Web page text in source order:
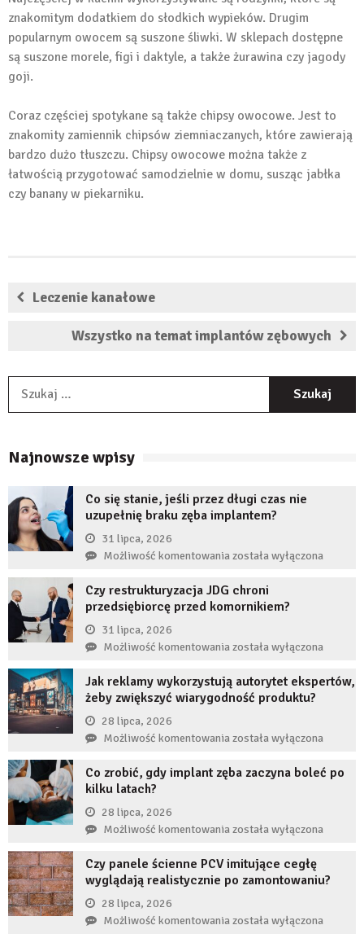
znakomitym dodatkiem do słodkich wypieków. Drugim
popularnym owocem są suszone śliwki. W sklepach dostępne
są suszone morele, figi i daktyle, a także żurawina czy jagody
goji.
Coraz częściej spotykane są także chipsy owocowe. Jest to
znakomity zamiennik chipsów ziemniaczanych, które zawierają
bardzo dużo tłuszczu. Chipsy owocowe można także z
łatwością przygotować samodzielnie w domu, susząc jabłka
czy banany w piekarniku.
Leczenie kanałowe
Wszystko na temat implantów zębowych
Najnowsze wpisy
Co się stanie, jeśli przez długi czas nie
uzupełnię braku zęba implantem?
31 lipca, 2026
Możliwość komentowaniaCo
stanie,
jeśli
długi
uzupełnię
implantem?
została wyłączona
Czy restrukturyzacja JDG chroni
przedsiębiorcę przed komornikiem?
31 lipca, 2026
Możliwość komentowaniaCzy
JDG
chroni
przed
komornikiem?
została wyłączona
Jak reklamy wykorzystują autorytet ekspertów,
żeby zwiększyć wiarygodność produktu?
28 lipca, 2026
Możliwość komentowaniaJak
wykorzystują
żeby
zwiększyć
wiarygodność
produktu?
została wyłączona
Co zrobić, gdy implant zęba zaczyna boleć po
kilku latach?
28 lipca, 2026
Możliwość komentowaniaCo
gdy
implant
zaczyna
została wyłączona
Czy panele ścienne PCV imitujące cegłę
wyglądają realistycznie po zamontowaniu?
28 lipca, 2026
Możliwość komentowaniaCzy
została wyłączona